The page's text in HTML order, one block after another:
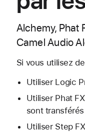
Alchemy, Phat
Camel Audio
Si vous utilisez
Utiliser Logic
Utiliser Phat
sont
Utiliser Step